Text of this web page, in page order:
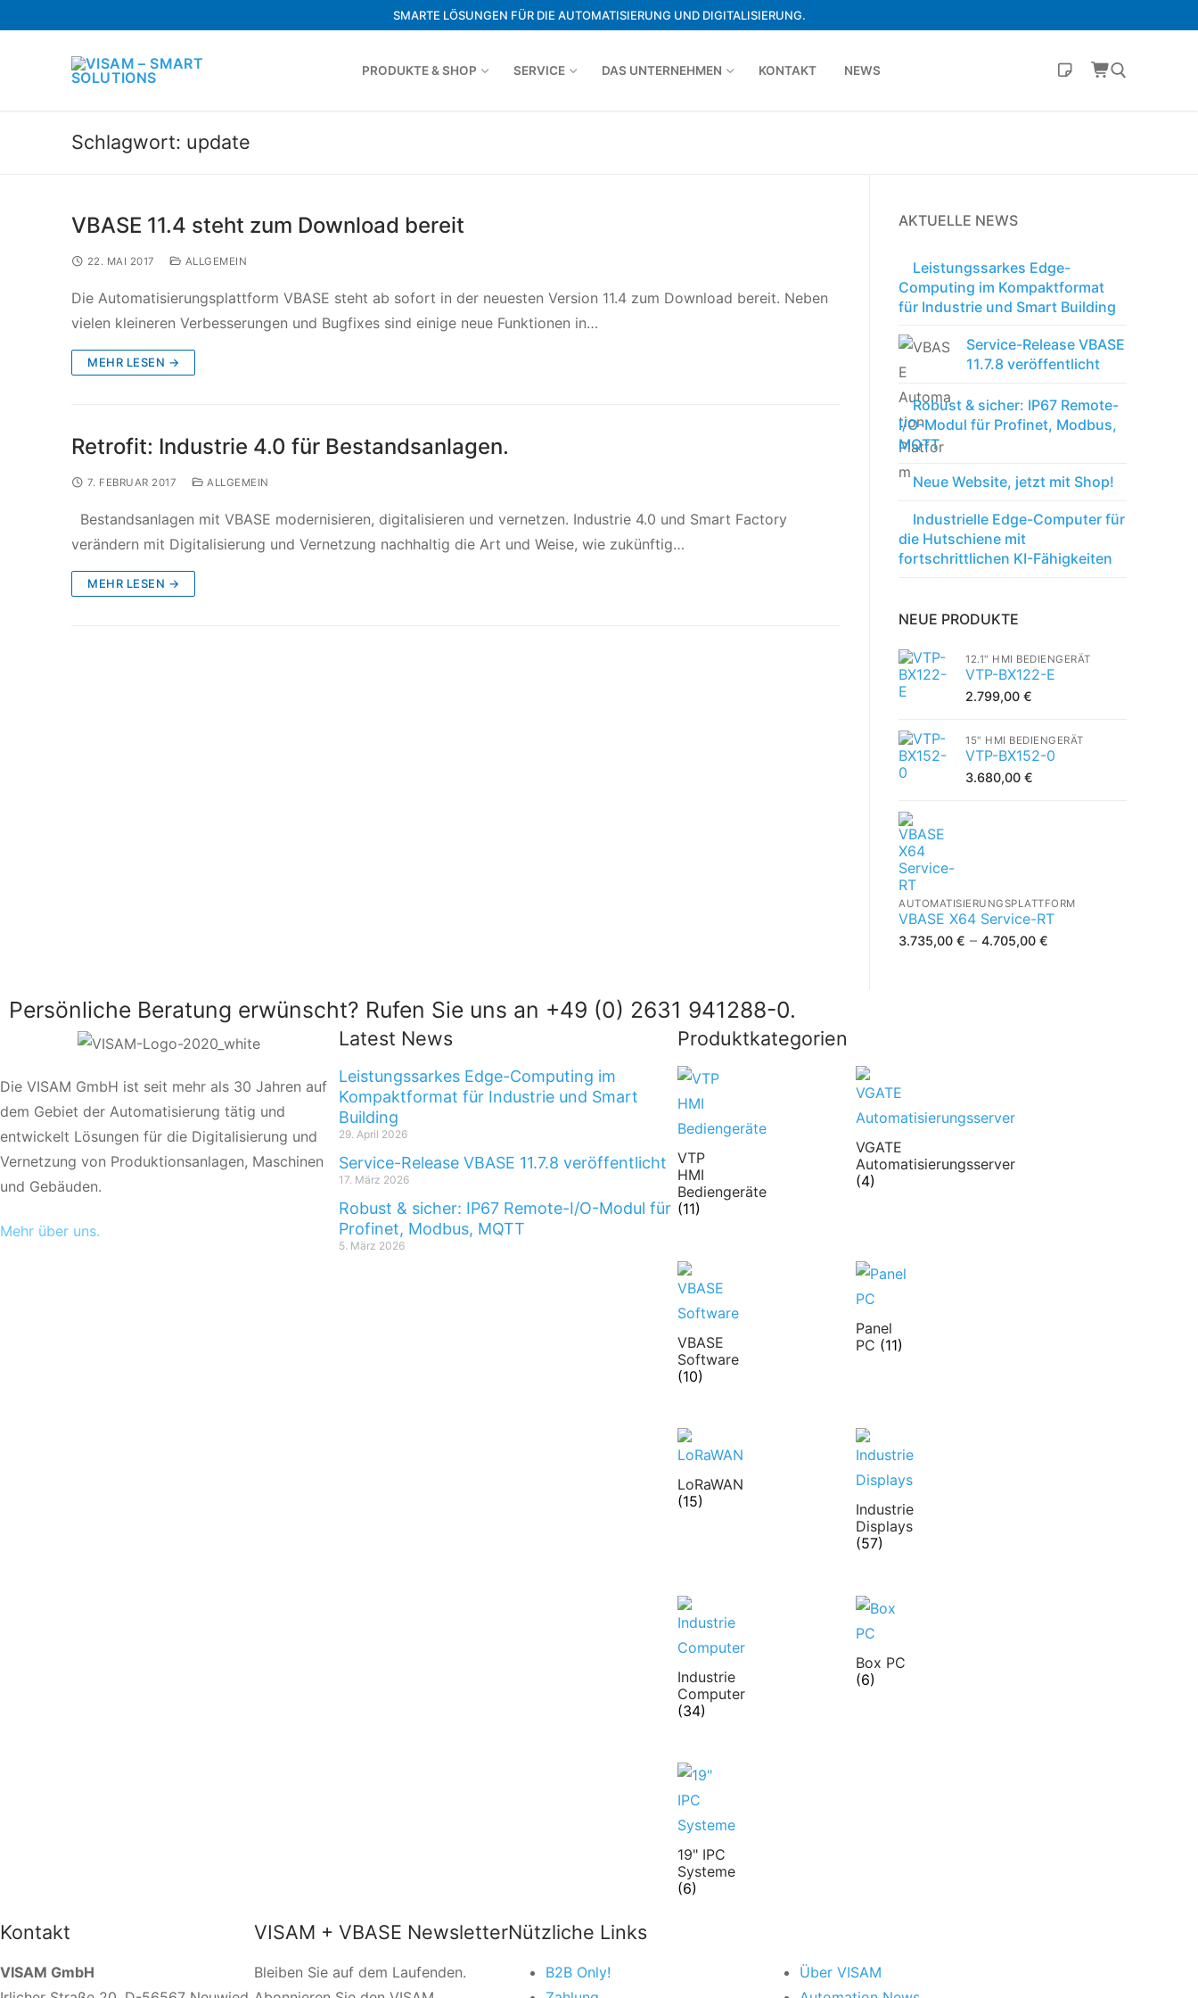
SMARTE LÖSUNGEN FÜR DIE AUTOMATISIERUNG UND DIGITALISIERUNG.
PRODUKTE & SHOP SERVICE DAS UNTERNEHMEN KONTAKT NEWS
Schlagwort: update
VBASE 11.4 steht zum Download bereit
22. MAI 2017 ALLGEMEIN
Die Automatisierungsplattform VBASE steht ab sofort in der neuesten Version 11.4 zum Download bereit. Neben
vielen kleineren Verbesserungen und Bugfixes sind einige neue Funktionen in…
MEHR LESEN →
Retrofit: Industrie 4.0 für Bestandsanlagen.
7. FEBRUAR 2017 ALLGEMEIN
Bestandsanlagen mit VBASE modernisieren, digitalisieren und vernetzen. Industrie 4.0 und Smart Factory
verändern mit Digitalisierung und Vernetzung nachhaltig die Art und Weise, wie zukünftig…
MEHR LESEN →
AKTUELLE NEWS
Leistungssarkes Edge-
Computing im Kompaktformat
für Industrie und Smart Building
Service-Release VBASE
11.7.8 veröffentlicht
Robust & sicher: IP67 Remote-
I/O-Modul für Profinet, Modbus,
MQTT
Neue Website, jetzt mit Shop!
Industrielle Edge-Computer für
die Hutschiene mit
fortschrittlichen KI-Fähigkeiten
NEUE PRODUKTE
12.1" HMI BEDIENGERÄT
VTP-BX122-E
2.799,00 €
15" HMI BEDIENGERÄT
VTP-BX152-0
3.680,00 €
AUTOMATISIERUNGSPLATTFORM
VBASE X64 Service-RT
3.735,00 € – 4.705,00 €
Persönliche Beratung erwünscht? Rufen Sie uns an +49 (0) 2631 941288-0.
Die VISAM GmbH ist seit mehr als 30 Jahren auf
dem Gebiet der Automatisierung tätig und
entwickelt Lösungen für die Digitalisierung und
Vernetzung von Produktionsanlagen, Maschinen
und Gebäuden.
Mehr über uns.
Latest News
Leistungssarkes Edge-Computing im
Kompaktformat für Industrie und Smart
Building
29. April 2026
Service-Release VBASE 11.7.8 veröffentlicht
17. März 2026
Robust & sicher: IP67 Remote-I/O-Modul für
Profinet, Modbus, MQTT
5. März 2026
Produktkategorien
VTP
HMI
Bediengeräte
(11)
VGATE
Automatisierungsserver
(4)
VBASE
Software
(10)
Panel
PC (11)
LoRaWAN
(15)
Industrie
Displays
(57)
Industrie
Computer
(34)
Box PC
(6)
19" IPC
Systeme
(6)
Kontakt
VISAM GmbH
VISAM + VBASE Newsletter
Bleiben Sie auf dem Laufenden.
Nützliche Links
B2B Only!
Über VISAM